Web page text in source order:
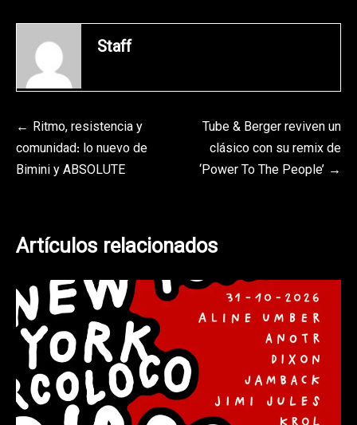
Staff
Navegación
de
Ritmo, resistencia y
comunidad: lo nuevo de
Bimini y ABSOLUTE
Tube & Berger reviven un
clásico con su remix de
‘Power To The People’
Artículos relacionados